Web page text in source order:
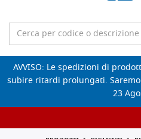
AVVISO: Le spedizioni di
subire ritardi prolungati.
23